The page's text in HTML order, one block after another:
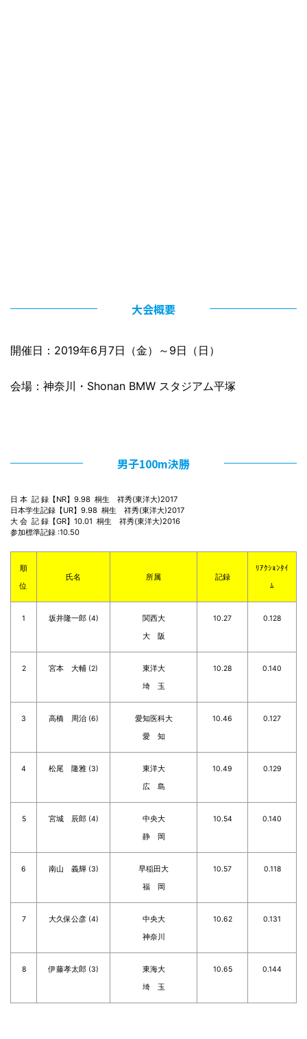
大会概要
開催日：2019年6月7日（金）～9日（日）
会場：神奈川・Shonan BMW スタジアム平塚
男子100m決勝
日 本  記 録【NR】9.98  桐生　祥秀(東洋大)2017
日本学生記録【UR】9.98  桐生　祥秀(東洋大)2017
大 会  記 録【GR】10.01  桐生　祥秀(東洋大)2016
参加標準記録 :10.50
順
位
氏名 所属 記録
ﾘｱｸｼｮﾝﾀｲ
ﾑ
1 坂井隆一郎 (4)
関西大
大 阪
10.27 0.128
2 宮本 大輔 (2)
東洋大
埼 玉
10.28 0.140
3 高橋 周治 (6)
愛知医科大
愛 知
10.46 0.127
4 松尾 隆雅 (3)
東洋大
広 島
10.49 0.129
5 宮城 辰郎 (4)
中央大
静 岡
10.54 0.140
6 南山 義輝 (3)
早稲田大
福 岡
10.57 0.118
7 大久保公彦 (4)
中央大
神奈川
10.62 0.131
8 伊藤孝太郎 (3)
東海大
埼 玉
10.65 0.144